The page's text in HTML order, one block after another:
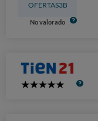
OFERTAS3B
No valorado
5